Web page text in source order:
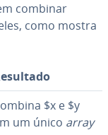
combinar
como mostra
$x e $y
um único array